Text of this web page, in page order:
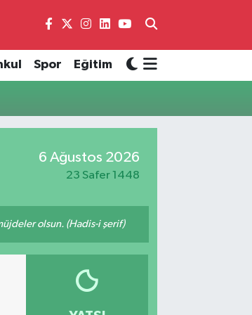
Spor Eğitim
6 Ağustos 2026
23 Safer 1448
olsun. (Hadis-i şerif)